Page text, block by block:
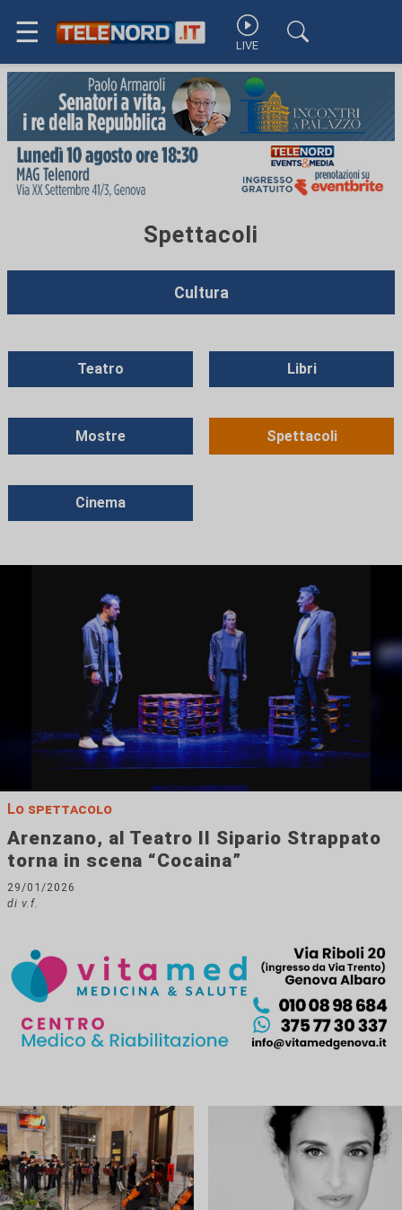
☰ LIVE
Spettacoli
Cultura
Teatro
Mostre
Cinema
Libri
Spettacoli
Lo spettacolo
Arenzano, al Teatro Il Sipario Strappato
torna in scena “Cocaina”
29/01/2026
di v.f.